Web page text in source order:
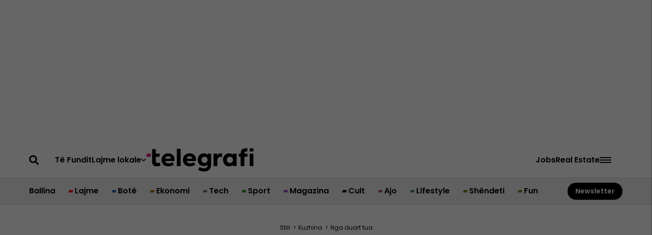
Të FunditLajme lokale JobsReal Estate
Ballina Lajme Botë Ekonomi Tech Sport Magazina Cult Ajo Lifestyle Shëndeti Fun Newsletter
Stili > Kuzhina > Nga duart tua